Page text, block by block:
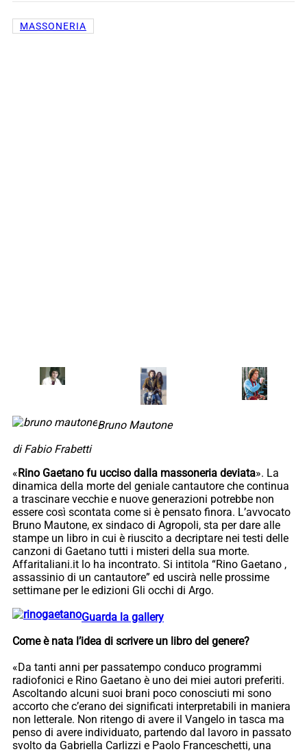
MASSONERIA
Bruno Mautone
di Fabio Frabetti
«Rino Gaetano fu ucciso dalla massoneria deviata». La
dinamica della morte del geniale cantautore che continua
a trascinare vecchie e nuove generazioni potrebbe non
essere così scontata come si è pensato finora. L’avvocato
Bruno Mautone, ex sindaco di Agropoli, sta per dare alle
stampe un libro in cui è riuscito a decriptare nei testi delle
canzoni di Gaetano tutti i misteri della sua morte.
Affaritaliani.it lo ha incontrato. Si intitola “Rino Gaetano ,
assassinio di un cantautore” ed uscirà nelle prossime
settimane per le edizioni Gli occhi di Argo.
Guarda la gallery
Come è nata l’idea di scrivere un libro del genere?
«Da tanti anni per passatempo conduco programmi
radiofonici e Rino Gaetano è uno dei miei autori preferiti.
Ascoltando alcuni suoi brani poco conosciuti mi sono
accorto che c’erano dei significati interpretabili in maniera
non letterale. Non ritengo di avere il Vangelo in tasca ma
penso di avere individuato, partendo dal lavoro in passato
svolto da Gabriella Carlizzi e Paolo Franceschetti, una